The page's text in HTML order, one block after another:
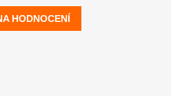
HODNOCENÍ